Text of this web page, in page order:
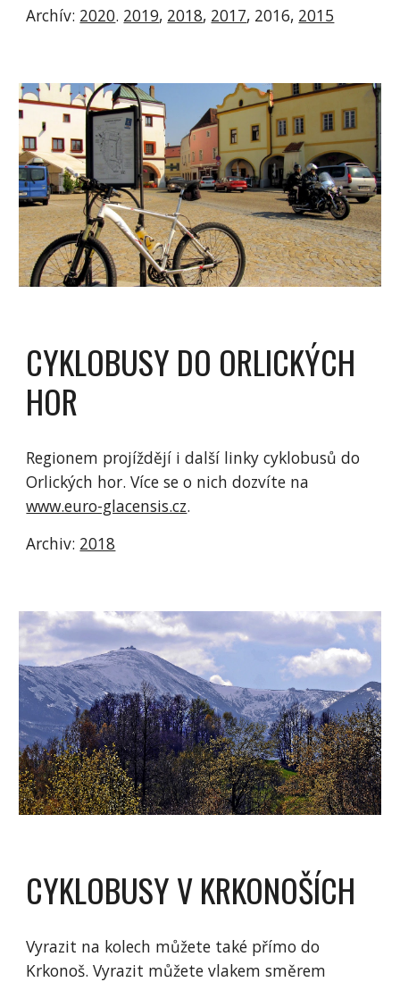
Archív: 2020. 2019, 2018, 2017, 2016, 2015
CYKLOBUSY DO ORLICKÝCH
HOR
Regionem projíždějí i další linky cyklobusů do
www.euro-glacensis.cz.
Archiv: 2018
CYKLOBUSY V KRKONOŠÍCH
Vyrazit na kolech můžete také přímo do
Krkonoš. Vyrazit můžete vlakem směrem